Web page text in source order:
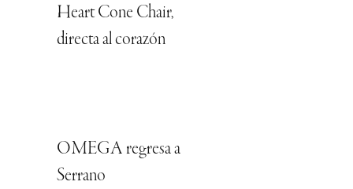
Heart Cone Chair,
directa al corazón
OMEGA regresa a
Serrano